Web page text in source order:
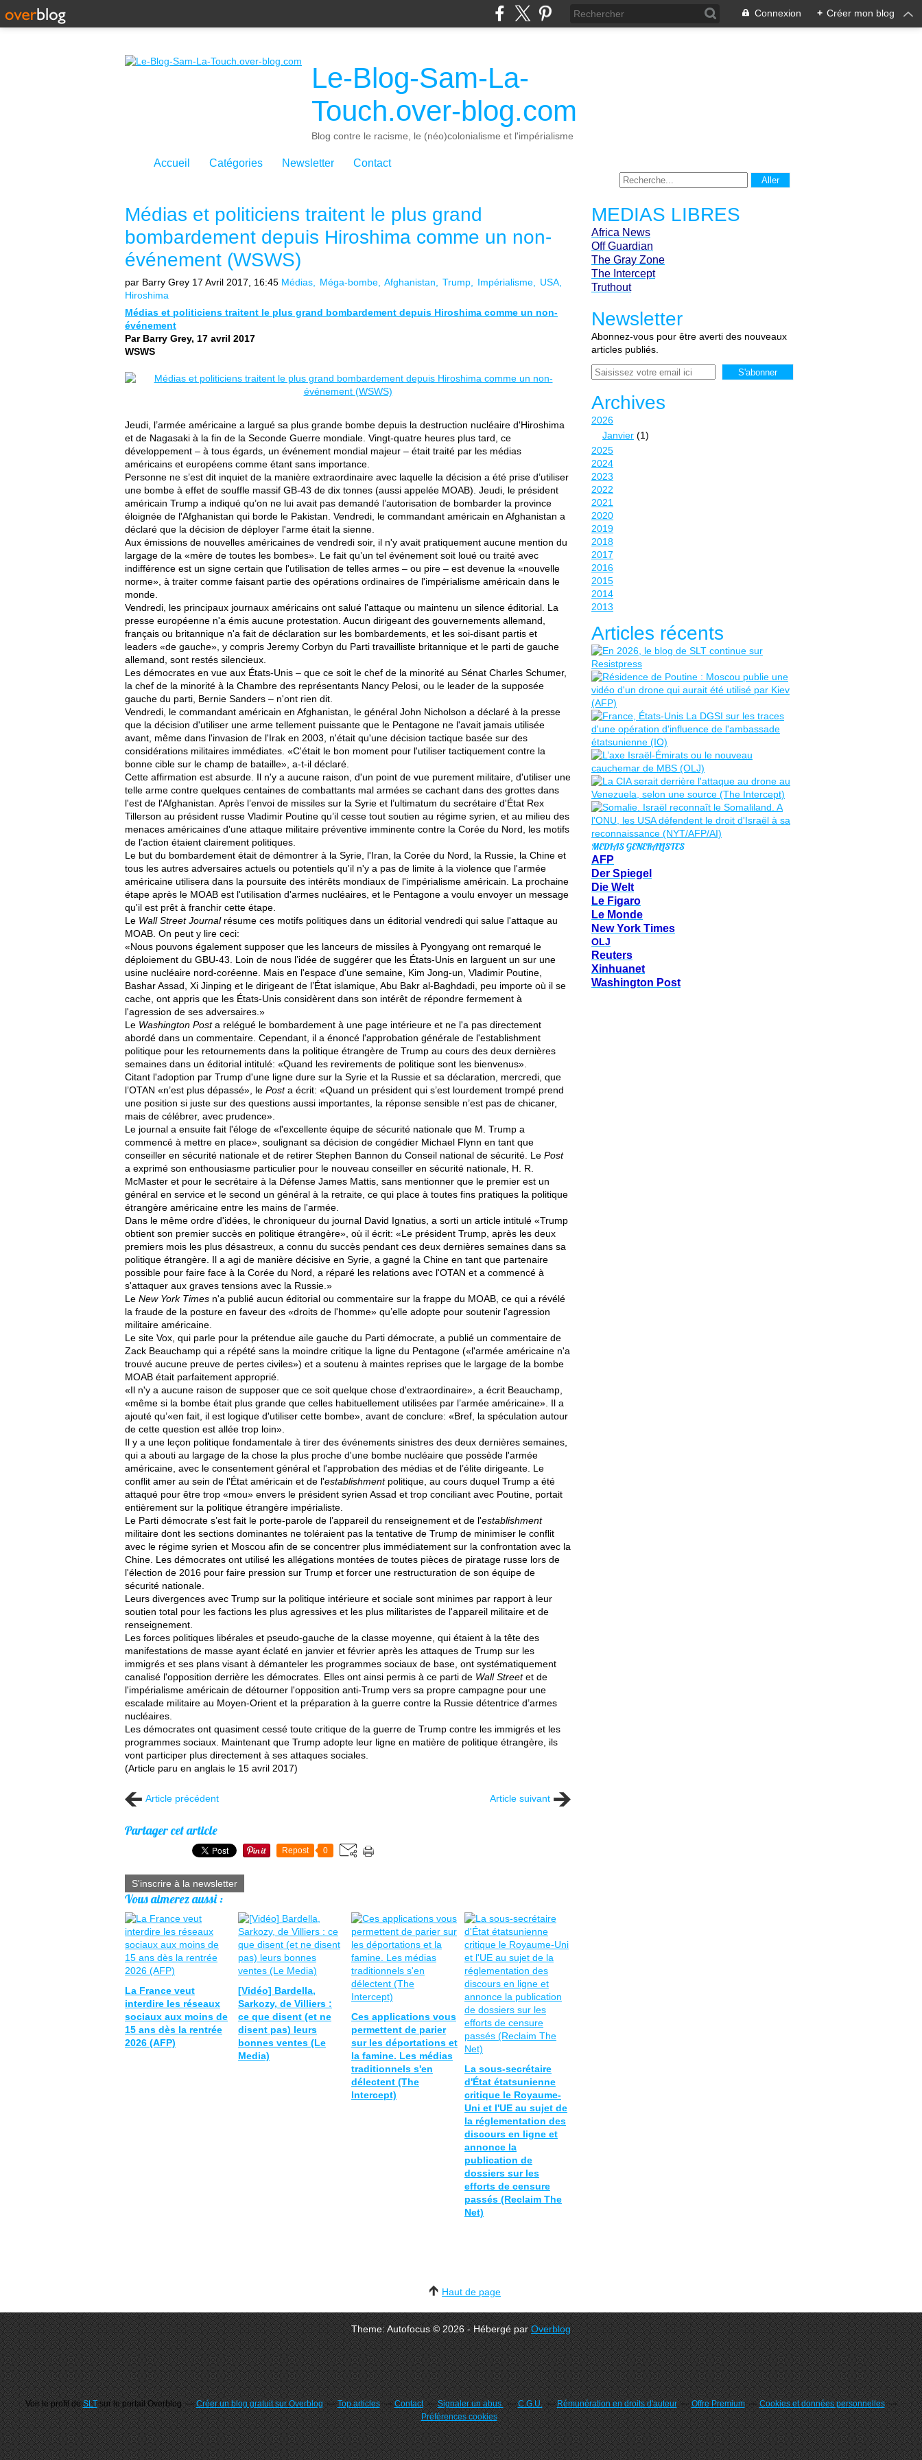
Connexion + Créer mon blog
Le-Blog-Sam-La-
Touch.over-blog.com
Blog contre le racisme, le (néo)colonialisme et l'impérialisme
Accueil Catégories Newsletter Contact
Médias et politiciens traitent le plus grand
bombardement depuis Hiroshima comme un non-
événement (WSWS)
par Barry Grey 17 Avril 2017, 16:45 Médias Méga-bombe Afghanistan Trump Impérialisme
USA
Hiroshima
Médias et politiciens traitent le plus grand bombardement depuis Hiroshima comme un non-
événement
Par Barry Grey, 17 avril 2017
WSWS
Jeudi, l’armée américaine a largué sa plus grande bombe depuis la destruction nucléaire d'Hiroshima
et de Nagasaki à la fin de la Seconde Guerre mondiale. Vingt-quatre heures plus tard, ce
développement – à tous égards, un événement mondial majeur – était traité par les médias
américains et européens comme étant sans importance.
Personne ne s’est dit inquiet de la manière extraordinaire avec laquelle la décision a été prise d’utiliser
une bombe à effet de souffle massif GB-43 de dix tonnes (aussi appelée MOAB). Jeudi, le président
américain Trump a indiqué qu’on ne lui avait pas demandé l’autorisation de bombarder la province
éloignée de l'Afghanistan qui borde le Pakistan. Vendredi, le commandant américain en Afghanistan a
déclaré que la décision de déployer l'arme était la sienne.
Aux émissions de nouvelles américaines de vendredi soir, il n'y avait pratiquement aucune mention du
largage de la «mère de toutes les bombes». Le fait qu’un tel événement soit loué ou traité avec
indifférence est un signe certain que l'utilisation de telles armes – ou pire – est devenue la «nouvelle
norme», à traiter comme faisant partie des opérations ordinaires de l'impérialisme américain dans le
monde.
Vendredi, les principaux journaux américains ont salué l'attaque ou maintenu un silence éditorial. La
presse européenne n'a émis aucune protestation. Aucun dirigeant des gouvernements allemand,
français ou britannique n'a fait de déclaration sur les bombardements, et les soi-disant partis et
leaders «de gauche», y compris Jeremy Corbyn du Parti travailliste britannique et le parti de gauche
allemand, sont restés silencieux.
Les démocrates en vue aux États-Unis – que ce soit le chef de la minorité au Sénat Charles Schumer,
la chef de la minorité à la Chambre des représentants Nancy Pelosi, ou le leader de la supposée
gauche du parti, Bernie Sanders – n'ont rien dit.
Vendredi, le commandant américain en Afghanistan, le général John Nicholson a déclaré à la presse
que la décision d'utiliser une arme tellement puissante que le Pentagone ne l'avait jamais utilisée
avant, même dans l'invasion de l'Irak en 2003, n'était qu'une décision tactique basée sur des
considérations militaires immédiates. «C'était le bon moment pour l'utiliser tactiquement contre la
bonne cible sur le champ de bataille», a-t-il déclaré.
Cette affirmation est absurde. Il n'y a aucune raison, d'un point de vue purement militaire, d'utiliser une
telle arme contre quelques centaines de combattants mal armées se cachant dans des grottes dans
l'est de l'Afghanistan. Après l’envoi de missiles sur la Syrie et l’ultimatum du secrétaire d'État Rex
Tillerson au président russe Vladimir Poutine qu’il cesse tout soutien au régime syrien, et au milieu des
menaces américaines d'une attaque militaire préventive imminente contre la Corée du Nord, les motifs
de l’action étaient clairement politiques.
Le but du bombardement était de démontrer à la Syrie, l'Iran, la Corée du Nord, la Russie, la Chine et
tous les autres adversaires actuels ou potentiels qu'il n'y a pas de limite à la violence que l'armée
américaine utilisera dans la poursuite des intérêts mondiaux de l'impérialisme américain. La prochaine
étape après le MOAB est l'utilisation d'armes nucléaires, et le Pentagone a voulu envoyer un message
qu'il est prêt à franchir cette étape.
Le Wall Street Journalrésume ces motifs politiques dans un éditorial vendredi qui salue l'attaque au
MOAB. On peut y lire ceci:
«Nous pouvons également supposer que les lanceurs de missiles à Pyongyang ont remarqué le
déploiement du GBU-43. Loin de nous l’idée de suggérer que les États-Unis en larguent un sur une
usine nucléaire nord-coréenne. Mais en l'espace d'une semaine, Kim Jong-un, Vladimir Poutine,
Bashar Assad, Xi Jinping et le dirigeant de l’État islamique, Abu Bakr al-Baghdadi, peu importe où il se
cache, ont appris que les États-Unis considèrent dans son intérêt de répondre fermement à
l'agression de ses adversaires.»
Le Washington Posta relégué le bombardement à une page intérieure et ne l'a pas directement
abordé dans un commentaire. Cependant, il a énoncé l'approbation générale de l'establishment
politique pour les retournements dans la politique étrangère de Trump au cours des deux dernières
semaines dans un éditorial intitulé: «Quand les revirements de politique sont les bienvenus».
Citant l'adoption par Trump d'une ligne dure sur la Syrie et la Russie et sa déclaration, mercredi, que
l’OTAN «n’est plus dépassé», le Posta écrit: «Quand un président qui s’est lourdement trompé prend
une position si juste sur des questions aussi importantes, la réponse sensible n’est pas de chicaner,
mais de célébrer, avec prudence».
Le journal a ensuite fait l'éloge de «l'excellente équipe de sécurité nationale que M. Trump a
commencé à mettre en place», soulignant sa décision de congédier Michael Flynn en tant que
conseiller en sécurité nationale et de retirer Stephen Bannon du Conseil national de sécurité. Le Post
a exprimé son enthousiasme particulier pour le nouveau conseiller en sécurité nationale, H. R.
McMaster et pour le secrétaire à la Défense James Mattis, sans mentionner que le premier est un
général en service et le second un général à la retraite, ce qui place à toutes fins pratiques la politique
étrangère américaine entre les mains de l'armée.
Dans le même ordre d'idées, le chroniqueur du journal David Ignatius, a sorti un article intitulé «Trump
obtient son premier succès en politique étrangère», où il écrit: «Le président Trump, après les deux
premiers mois les plus désastreux, a connu du succès pendant ces deux dernières semaines dans sa
politique étrangère. Il a agi de manière décisive en Syrie, a gagné la Chine en tant que partenaire
possible pour faire face à la Corée du Nord, a réparé les relations avec l'OTAN et a commencé à
s'attaquer aux graves tensions avec la Russie.»
Le New York Times n'a publié aucun éditorial ou commentaire sur la frappe du MOAB, ce qui a révélé
la fraude de la posture en faveur des «droits de l'homme» qu’elle adopte pour soutenir l'agression
militaire américaine.
Le site Vox, qui parle pour la prétendue aile gauche du Parti démocrate, a publié un commentaire de
Zack Beauchamp qui a répété sans la moindre critique la ligne du Pentagone («l'armée américaine n'a
trouvé aucune preuve de pertes civiles») et a soutenu à maintes reprises que le largage de la bombe
MOAB était parfaitement approprié.
«Il n'y a aucune raison de supposer que ce soit quelque chose d'extraordinaire», a écrit Beauchamp,
«même si la bombe était plus grande que celles habituellement utilisées par l’armée américaine». Il a
ajouté qu’«en fait, il est logique d'utiliser cette bombe», avant de conclure: «Bref, la spéculation autour
de cette question est allée trop loin».
Il y a une leçon politique fondamentale à tirer des événements sinistres des deux dernières semaines,
qui a abouti au largage de la chose la plus proche d'une bombe nucléaire que possède l'armée
américaine, avec le consentement général et l'approbation des médias et de l’élite dirigeante. Le
conflit amer au sein de l'État américain et de l'establishmentpolitique, au cours duquel Trump a été
attaqué pour être trop «mou» envers le président syrien Assad et trop conciliant avec Poutine, portait
entièrement sur la politique étrangère impérialiste.
Le Parti démocrate s’est fait le porte-parole de l’appareil du renseignement et de l'establishment
militaire dont les sections dominantes ne toléraient pas la tentative de Trump de minimiser le conflit
avec le régime syrien et Moscou afin de se concentrer plus immédiatement sur la confrontation avec la
Chine. Les démocrates ont utilisé les allégations montées de toutes pièces de piratage russe lors de
l'élection de 2016 pour faire pression sur Trump et forcer une restructuration de son équipe de
sécurité nationale.
Leurs divergences avec Trump sur la politique intérieure et sociale sont minimes par rapport à leur
soutien total pour les factions les plus agressives et les plus militaristes de l'appareil militaire et de
renseignement.
Les forces politiques libérales et pseudo-gauche de la classe moyenne, qui étaient à la tête des
manifestations de masse ayant éclaté en janvier et février après les attaques de Trump sur les
immigrés et ses plans visant à démanteler les programmes sociaux de base, ont systématiquement
canalisé l'opposition derrière les démocrates. Elles ont ainsi permis à ce parti de Wall Streetet de
l'impérialisme américain de détourner l'opposition anti-Trump vers sa propre campagne pour une
escalade militaire au Moyen-Orient et la préparation à la guerre contre la Russie détentrice d’armes
nucléaires.
Les démocrates ont quasiment cessé toute critique de la guerre de Trump contre les immigrés et les
programmes sociaux. Maintenant que Trump adopte leur ligne en matière de politique étrangère, ils
vont participer plus directement à ses attaques sociales.
(Article paru en anglais le 15 avril 2017)
Article précédent Article suivant
Partager cet article
Repost 0
S'inscrire à la newsletter
Vous aimerez aussi :
La France veut
interdire les réseaux
sociaux aux moins de
15 ans dès la rentrée
2026 (AFP)
[Vidéo] Bardella,
Sarkozy, de Villiers :
ce que disent (et ne
disent pas) leurs
bonnes ventes (Le
Media)
Ces applications vous
permettent de parier
sur les déportations et
la famine. Les médias
traditionnels s'en
délectent (The
Intercept)
La sous-secrétaire
d'État étatsunienne
critique le Royaume-
Uni et l'UE au sujet de
la réglementation des
discours en ligne et
annonce la
publication de
dossiers sur les
efforts de censure
passés (Reclaim The
Net)
MEDIAS LIBRES
Africa News
Off Guardian
The Gray Zone
The Intercept
Truthout
Newsletter
Abonnez-vous pour être averti des nouveaux
articles publiés.
Email
Archives
2026
Janvier (1)
2025
2024
2023
2022
2021
2020
2019
2018
2017
2016
2015
2014
2013
Articles récents
MEDIAS GENERALISTES
AFP
Der Spiegel
Die Welt
Le Figaro
Le Monde
New York Times
OLJ
Reuters
Xinhuanet
Washington Post
Haut de page
Theme: Autofocus © 2026 - Hébergé parOverblog
Voir le profil deSLTsur le portail Overblog Créer un blog gratuit sur Overblog Top articles Contact Signaler un abus C.G.U. Rémunération en droits d'auteur Offre Premium
Cookies et données personnelles
Préférences cookies